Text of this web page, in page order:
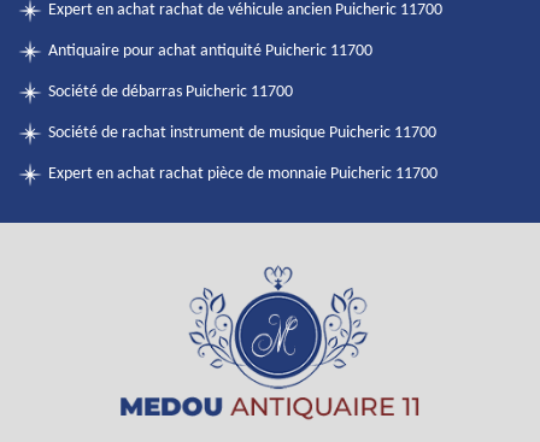
Expert en achat rachat de véhicule ancien Puicheric 11700
Antiquaire pour achat antiquité Puicheric 11700
Société de débarras Puicheric 11700
Société de rachat instrument de musique Puicheric 11700
Expert en achat rachat pièce de monnaie Puicheric 11700